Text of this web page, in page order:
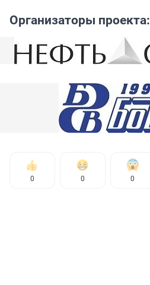
Организаторы проекта:
0 0 0